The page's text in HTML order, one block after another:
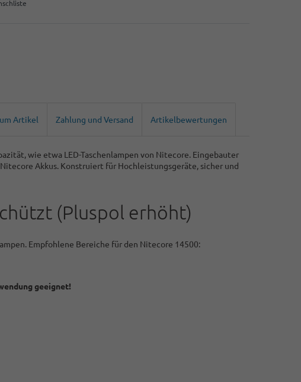
Artikel Zahlung und Versand Artikelbewertungen
wie etwa LED-Taschenlampen von Nitecore. Eingebauter
Akkus. Konstruiert für Hochleistungsgeräte, sicher und
(Pluspol erhöht)
Empfohlene Bereiche für den Nitecore 14500:
geeignet!